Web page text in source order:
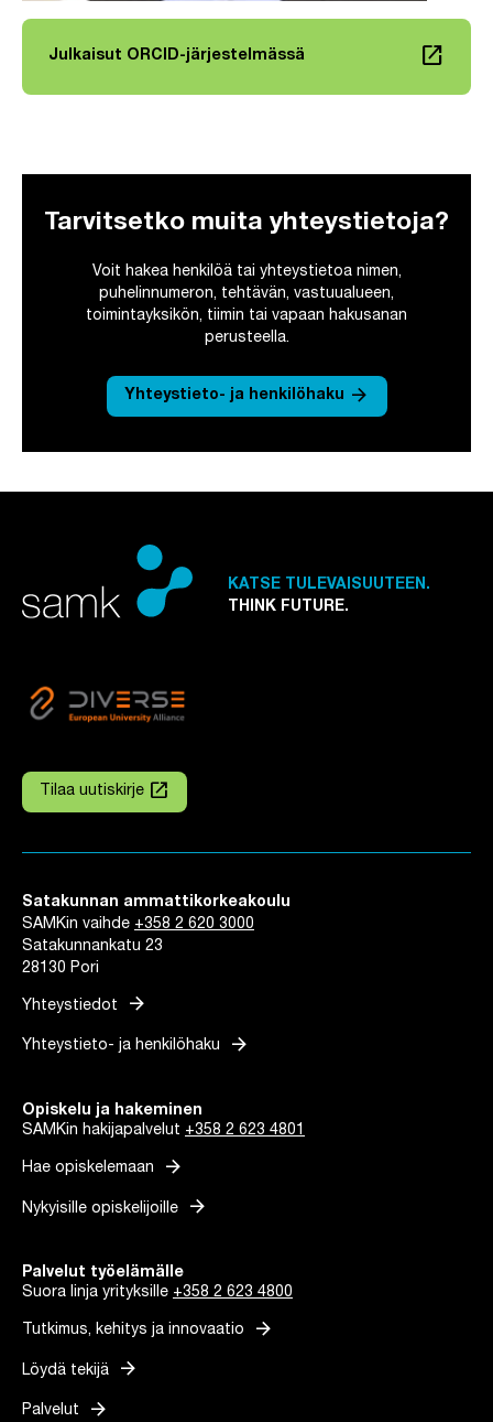
Julkaisut ORCID-järjestelmässä
Linkki avautuu uuteen välilehteen launch
Tarvitsetko muita yhteystietoja?
Voit hakea henkilöä tai yhteystietoa nimen,
puhelinnumeron, tehtävän, vastuualueen,
toimintayksikön, tiimin tai vapaan hakusanan
perusteella.
Yhteystieto- ja henkilöhaku arrow_forward
KATSE TULEVAISUUTEEN.
THINK FUTURE.
Tilaa uutiskirje
Linkki avautuu uuteen välilehteen
launch
Satakunnan ammattikorkeakoulu
SAMKin vaihde +358 2 620 3000
Satakunnankatu 23
28130 Pori
Yhteystiedot arrow_forward
Yhteystieto- ja henkilöhaku arrow_forward
Opiskelu ja hakeminen
SAMKin hakijapalvelut +358 2 623 4801
Hae opiskelemaan arrow_forward
Nykyisille opiskelijoille arrow_forward
Palvelut työelämälle
Suora linja yrityksille +358 2 623 4800
Tutkimus, kehitys ja innovaatio arrow_forward
Löydä tekijä arrow_forward
Palvelut arrow_forward